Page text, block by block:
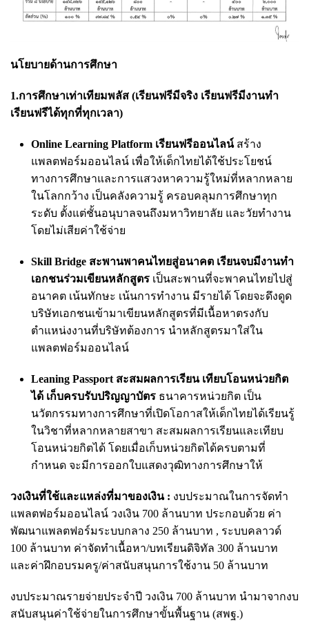
นโยบายด้านการศึกษา
1.การศึกษาเท่าเทียมพลัส (เรียนฟรีมีจริง เรียนฟรีมีงานทำ
เรียนฟรีได้ทุกที่ทุกเวลา)
Online Learning Platform เรียนฟรีออนไลน์สร้าง
แพลตฟอร์มออนไลน์ เพื่อให้เด็กไทยได้ใช้ประโยชน์
ทางการศึกษาและการแสวงหาความรู้ใหม่ที่หลากหลาย
ในโลกกว้าง เป็นคลังความรู้ ครอบคลุมการศึกษาทุก
ระดับ ตั้งแต่ชั้นอนุบาลจนถึงมหาวิทยาลัย และวัยทำงาน
โดยไม่เสียค่าใช้จ่าย
Skill Bridge สะพานพาคนไทยสู่อนาคต เรียนจบมีงานทำ
เอกชนร่วมเขียนหลักสูตร เป็นสะพานที่จะพาคนไทยไปสู่
อนาคต เน้นทักษะ เน้นการทำงาน มีรายได้ โดยจะดึงดูด
บริษัทเอกชนเข้ามาเขียนหลักสูตรที่มีเนื้อหาตรงกับ
ตำแหน่งงานที่บริษัทต้องการ นำหลักสูตรมาใส่ใน
แพลตฟอร์มออนไลน์
Leaning Passport สะสมผลการเรียน เทียบโอนหน่วยกิต
ได้ เก็บครบรับปริญญาบัตร ธนาคารหน่วยกิต เป็น
นวัตกรรมทางการศึกษาที่เปิดโอกาสให้เด็กไทยได้เรียนรู้
ในวิชาที่หลากหลายสาขา สะสมผลการเรียนและเทียบ
โอนหน่วยกิตได้ โดยเมื่อเก็บหน่วยกิตได้ครบตามที่
กำหนด จะมีการออกใบแสดงวุฒิทางการศึกษาให้
วงเงินที่ใช้และแหล่งที่มาของเงิน : งบประมาณในการจัดทำ
แพลตฟอร์มออนไลน์ วงเงิน 700 ล้านบาท ประกอบด้วย ค่า
พัฒนาแพลตฟอร์มระบบกลาง 250 ล้านบาท , ระบบคลาวด์
100 ล้านบาท ค่าจัดทำเนื้อหา/บทเรียนดิจิทัล 300 ล้านบาท
และค่าฝึกอบรมครู/ค่าสนับสนุนการใช้งาน 50 ล้านบาท
งบประมาณรายจ่ายประจำปี วงเงิน 700 ล้านบาท นำมาจากงบ
สนับสนุนค่าใช้จ่ายในการศึกษาขั้นพื้นฐาน (สพฐ.)